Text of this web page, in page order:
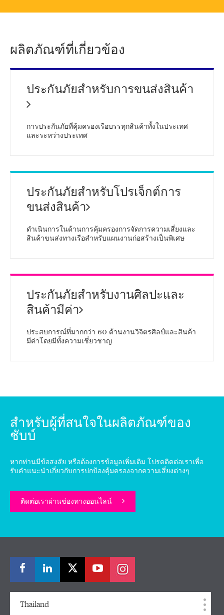
ผลิตภัณฑ์ที่เกี่ยวข้อง
ประกันภัยสำหรับการขนส่งสินค้า
การประกันภัยที่คุ้มครองเรือบรรทุกสินค้าทั้งในประเทศ
และระหว่างประเทศ
ประกันภัยสำหรับโปรเจ็กต์การ
ขนส่งสินค้า
ดำเนินการในด้านการคุ้มครองการจัดการความเสี่ยงและ
สินค้าขนส่งทางเรือสำหรับแผนงานก่อสร้างเป็นพิเศษ
ประกันภัยสำหรับงานศิลปะและ
สินค้ามีค่า
ประสบการณ์ที่มากกว่า 60 ด้านงานวิจิตรศิลป์และสินค้า
มีค่าโดยมีทั้งความเชี่ยวชาญ
สำหรับผู้ที่สนใจในผลิตภัณฑ์ของ
ชับบ์
หากท่านมีข้อสงสัย หรือต้องการข้อมูลเพิ่มเติม โปรดติดต่อเราเพื่อ
รับคำแนะนำเกี่ยวกับการปกป้องคุ้มครองจากความเสี่ยงต่างๆ
ติดต่อเราผ่านช่องทางออนไลน์
Thailand